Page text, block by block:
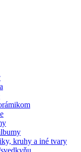
kruhy a iné tvary